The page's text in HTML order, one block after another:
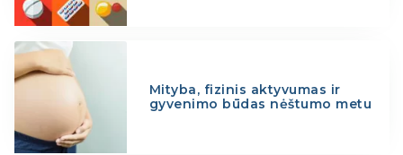
Mityba, fizinis aktyvumas ir
gyvenimo būdas nėštumo metu